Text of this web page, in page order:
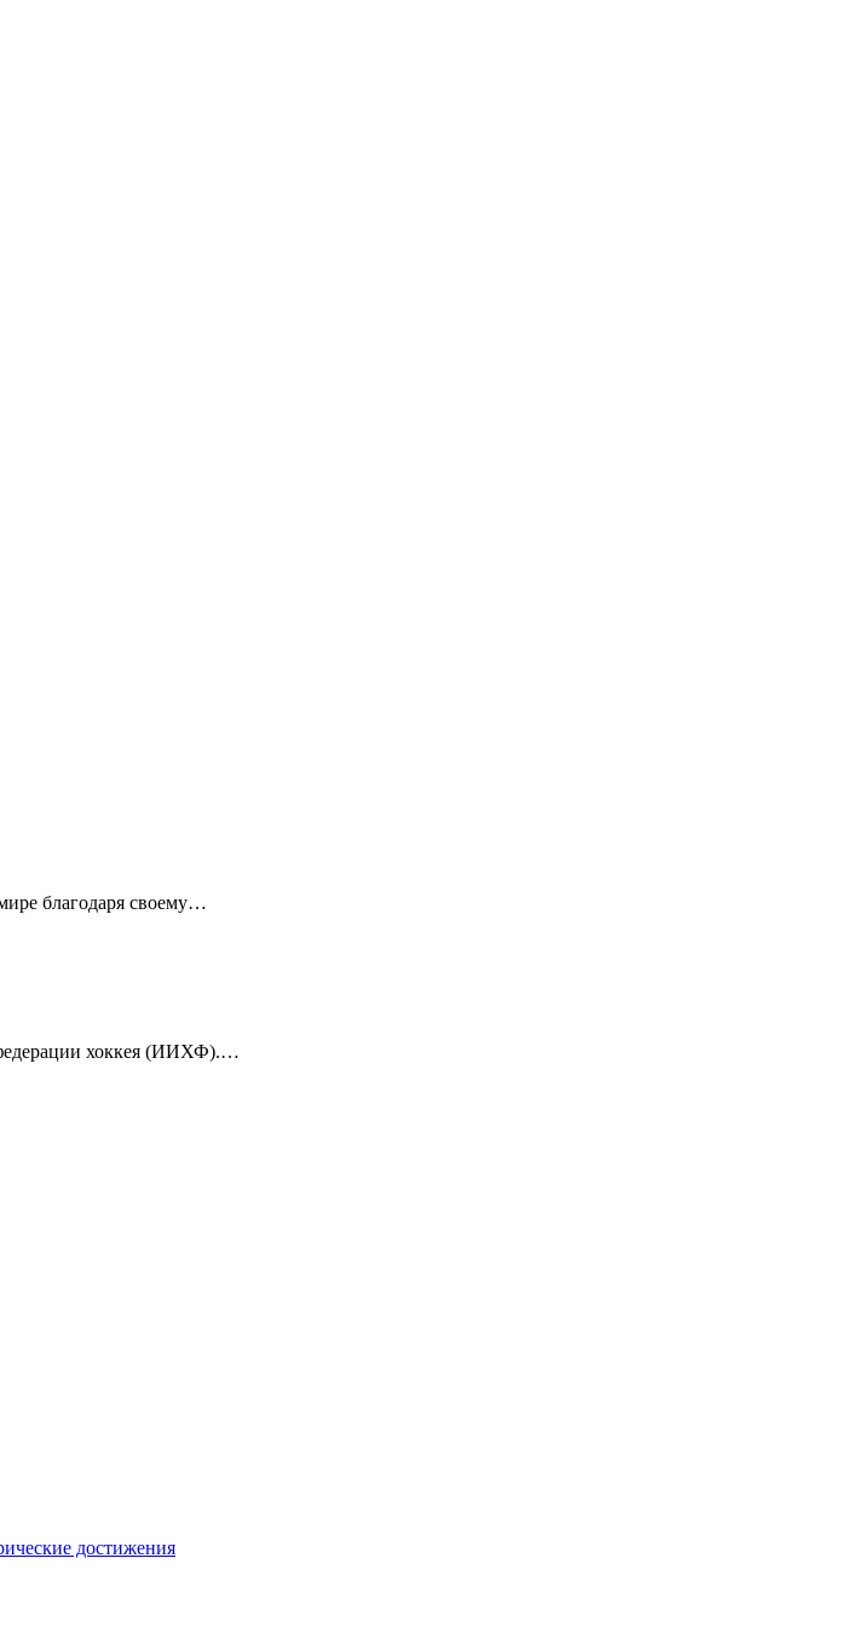
благодаря своему…
федерации хоккея (ИИХФ).…
достижения